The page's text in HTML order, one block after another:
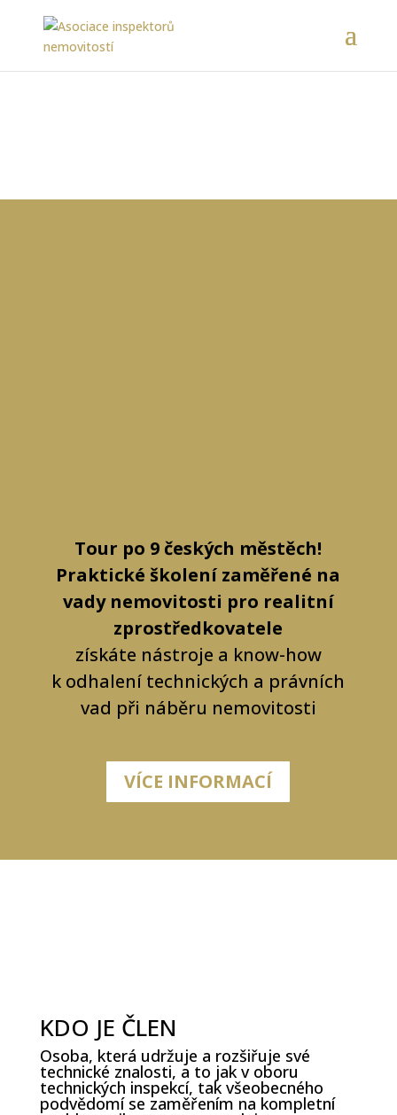
Tour po 9 českých městěch!
Praktické školení zaměřené na
vady nemovitosti pro realitní
zprostředkovatele
získáte nástroje a know-how
k odhalení technických a právních
vad při náběru nemovitosti
VÍCE INFORMACÍ
KDO JE ČLEN
Osoba, která udržuje a rozšiřuje své
technické znalosti, a to jak v oboru
technických inspekcí, tak všeobecného
podvědomí se zaměřením na kompletní